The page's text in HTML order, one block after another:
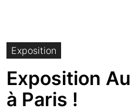
Exposition
Exposition
à Paris !